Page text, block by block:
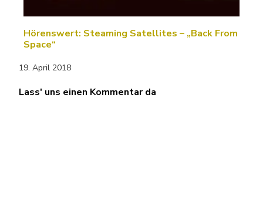
Hörenswert: Steaming Satellites – „Back From
Space“
19. April 2018
Lass' uns einen Kommentar da